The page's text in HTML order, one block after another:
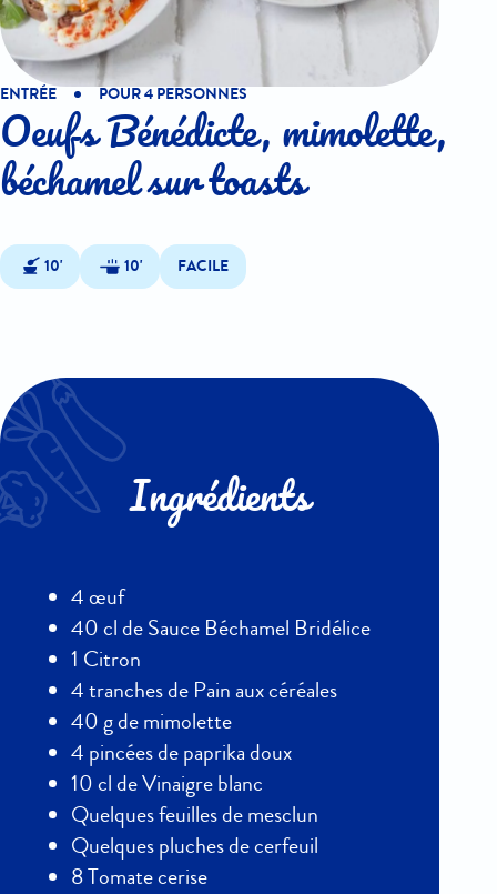
ENTRÉE POUR 4 PERSONNES
Oeufs Bénédicte, mimolette,
béchamel sur toasts
10' 10' FACILE
Ingrédients
4 œuf
40 cl de Sauce Béchamel Bridélice
1 Citron
4 tranches de Pain aux céréales
40 g de mimolette
4 pincées de paprika doux
10 cl de Vinaigre blanc
Quelques feuilles de mesclun
Quelques pluches de cerfeuil
8 Tomate cerise